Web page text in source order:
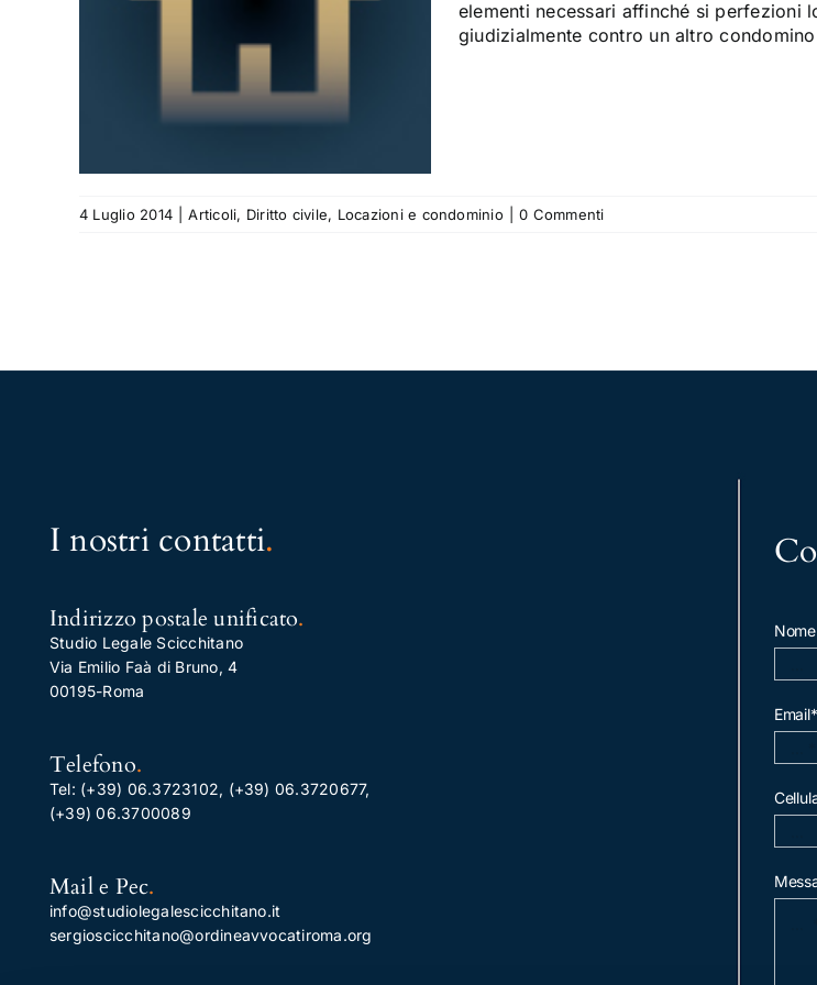
elementi necessari affinché si perfezioni
giudizialmente contro un altro
4 Luglio 2014 Articoli, Diritto civile, Locazioni e condominio 0 Commenti
I nostri contatti.
Indirizzo postale unificato.
Studio Legale Scicchitano
Via Emilio Faà di Bruno, 4
00195-Roma
Telefono.
Tel: (+39) 06.3723102, (+39) 06.3720677,
(+39) 06.3700089
Mail e Pec.
info@studiolegalescicchitano.it
sergioscicchitano@ordineavvocatiroma.org
Email*